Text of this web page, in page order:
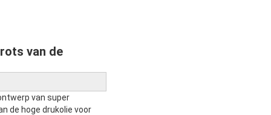
van de
van super
de hoge drukolie voor